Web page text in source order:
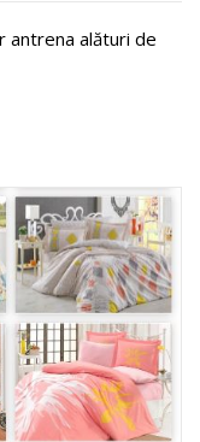
antrena alături de